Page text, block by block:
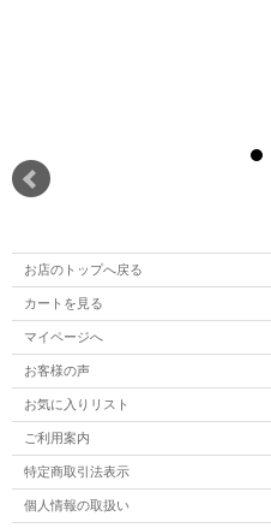
お店のトップへ戻る
カートを見る
マイページへ
お客様の声
お気に入りリスト
ご利用案内
特定商取引法表示
個人情報の取扱い